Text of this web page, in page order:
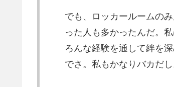
でも、ロッカールームの
った人も多かったんだ。
ろんな経験を通して絆を
でさ。私もかなりバカだ